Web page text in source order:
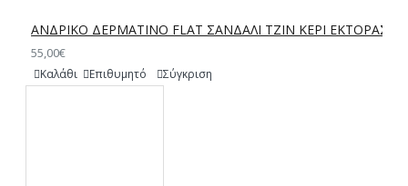
ΑΝΔΡΙΚΟ ΔΕΡΜΑΤΙΝΟ FLAT ΣΑΝΔΑΛΙ ΤΖΙΝ ΚΕΡΙ ΕΚΤΟΡΑΣ
55,00€
Καλάθι Επιθυμητό Σύγκριση